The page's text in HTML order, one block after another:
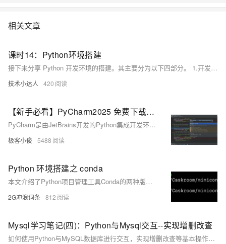
相关文章
课时14：Python环境搭建
接下来分享 Python 开发环境的搭建。其主要分为以下四部分。 1.开发环境搭建的意思 2.Python的解释器是什么 3.Python 的解释器分类 4.搭建步骤
技术小达人 420
【新手必看】PyCharm2025 免费下载安装配置教程+Python环境搭建、图文并茂全副武装学起来才嗖嗖的快,绝对最详细!
PyCharm是由JetBrains开发的Python集成开发环境（IDE），专为Python开发者设计，支持Web开发、调试、语法高亮、项目管理、代码跳转、智能提示、自动完成、单元测试和版本控制等功能。它有专业版、教育版和社区版三个版本，其中社区版免费且适合个人和小型团队使用，包含基本的Python开发功能。安装PyCharm前需先安装Python解释器，并配置环境变量。通过简单的步骤即可在PyCharm中创建并运行Python项目，如输出“Hello World”。
极客小俊 5488
Python 环境搭建之 conda
本文介绍了Python项目管理工具Conda的两种版本——Anaconda和Miniconda的安装方法及环境使用，特别针对MacOS系统。Anaconda为全量版，适合新手；Miniconda则为轻量级版本，适合有经验的开发者。文中还提供了具体的安装命令和路径说明，帮助用户顺利完成安装并验证安装结果。
2G冲浪词条 812
Mysql学习笔记(四)：Python与Mysql交互--实现增删改查
如何使用Python与MySQL数据库进行交互，实现增删改查等基本操作的教程。